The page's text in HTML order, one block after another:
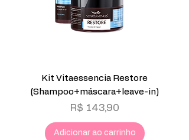
Kit Vitaessencia Restore
(Shampoo+máscara+leave-in)
Preço
R$ 143,90
Adicionar ao carrinho